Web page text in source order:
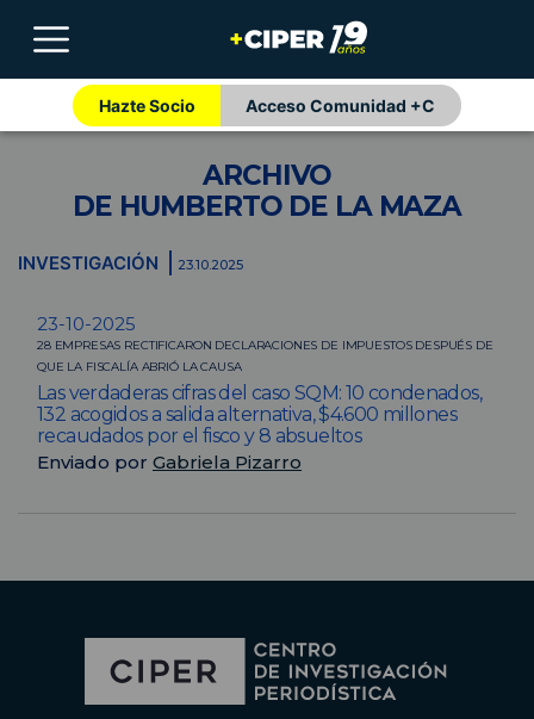
Hazte Socio Acceso Comunidad +C
ARCHIVO
DE HUMBERTO DE LA MAZA
INVESTIGACIÓN 23.10.2025
23-10-2025
28 EMPRESAS RECTIFICARON DECLARACIONES DE IMPUESTOS DESPUÉS DE
QUE LA FISCALÍA ABRIÓ LA CAUSA
Las verdaderas cifras del caso SQM: 10 condenados,
132 acogidos a salida alternativa, $4.600 millones
recaudados por el fisco y 8 absueltos
Enviado por Gabriela Pizarro